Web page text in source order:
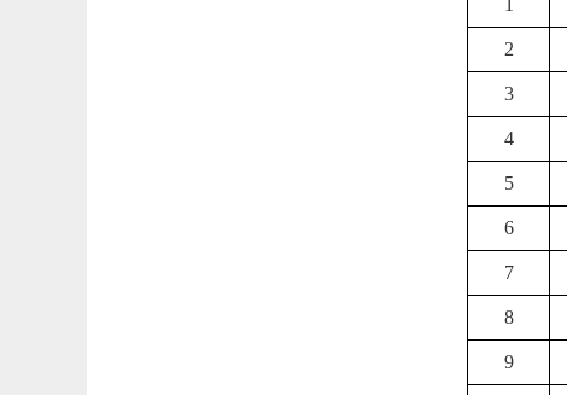
1
2
3
4
5
6
7
8
9